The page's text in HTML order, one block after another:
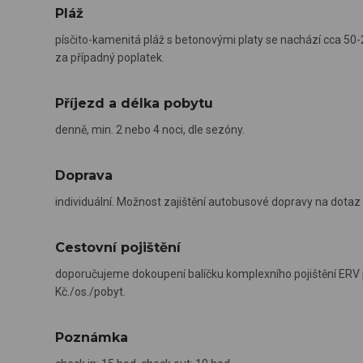
Pláž
písčito-kamenitá pláž s betonovými platy se nachází cca
za případný poplatek.
Příjezd a délka pobytu
denně, min. 2 nebo 4 noci, dle sezóny.
Doprava
individuální. Možnost zajištění autobusové dopravy na dotaz
Cestovní pojištění
doporučujeme dokoupení balíčku komplexního pojištění
Kč./os./pobyt.
Poznámka